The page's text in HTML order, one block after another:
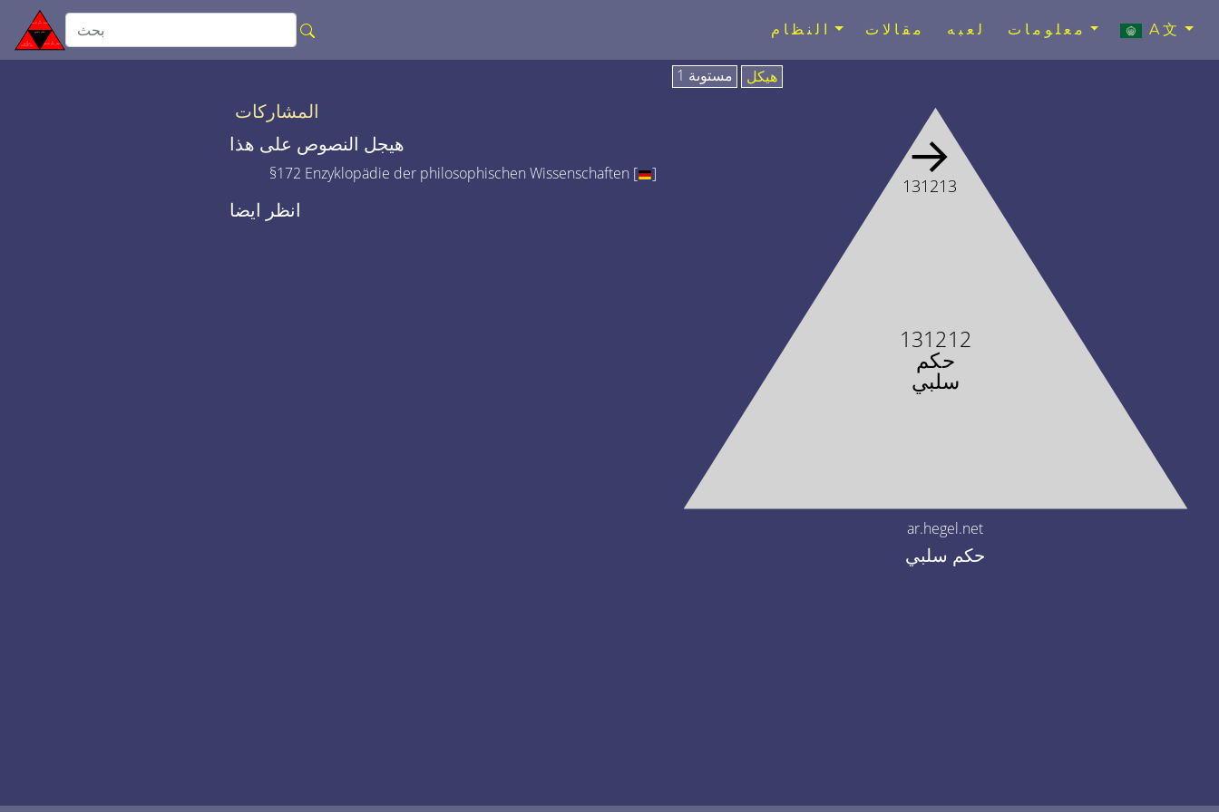
النظام مقالات لعبه معلومات A文
مستوىة 1 هيكل
131212
حكم
سلبي
→
131213
ar.hegel.net
حكم سلبي
المشاركات
هيجل النصوص على هذا
§172 Enzyklopädie der philosophischen Wissenschaften [ ]
انظر ايضا